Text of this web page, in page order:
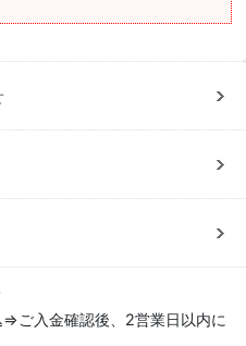
ご入金確認後、2営業日以内に